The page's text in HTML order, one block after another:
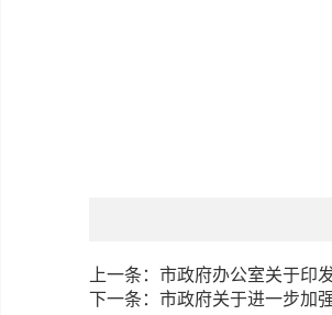
上一条： 市政府办公室关于印
下一条： 市政府关于进一步加